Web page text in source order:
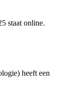
staat online.
heeft een